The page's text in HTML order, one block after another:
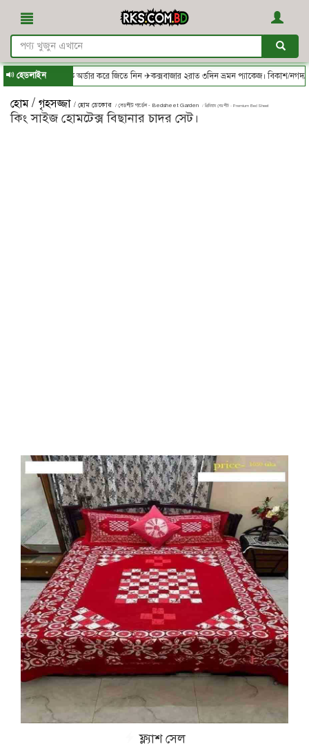
হেডলাইন
করে জিতে নিন ✈কক্সবাজার ২রাত ৩দিন ভ্রমন প্যাকেজ। বিকাশ/নগদ/রকেট-এ সম্পূর্ণ পে
হোম / গৃহসজ্জা / হোম ডেকোর / বেডশীট গার্ডেন - Bedsheet Garden / প্রিমিয়াম বেডশীট - Premium Bed Sheet
কিং সাইজ হোমটেক্স বিছানার চাদর সেট।
ফ্ল্যাশ সেল